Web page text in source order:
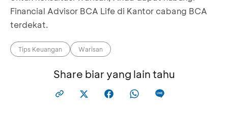
Financial Advisor BCA Life di Kantor cabang BCA
terdekat.
Tips Keuangan Warisan
Share biar yang lain tahu